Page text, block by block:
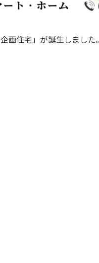
企画住宅」が誕生しました。